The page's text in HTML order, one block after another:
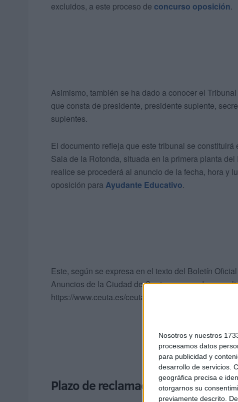
Nosotros y nuestros
procesamos datos
para publicidad y
desarrollo de servicios.
geográfica precisa e
otorgarnos su
previamente descrito.
excluidos, a este proceso de concurso oposición.
Asimismo, también se ha dado a conocer el
que consta de presidente, presidente suplente,
suplentes.
El documento refleja que este tribunal se
Sala de la Rotonda, situada en la primera planta
realice se procederá al anuncio de la fecha, hora y
oposición para Ayudante Educativo.
Este, según se expresa en el texto del Boletín
Anuncios de la Ciudad de Ceuta, que puede
https://www.ceuta.es/ceuta/por-servicios/tablon.
Plazo de reclamaciones al proceso